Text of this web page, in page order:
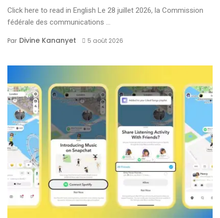
Click here to read in English Le 28 juillet 2026, la Commission
fédérale des communications ...
Par Divine Kananyet 5 août 2026